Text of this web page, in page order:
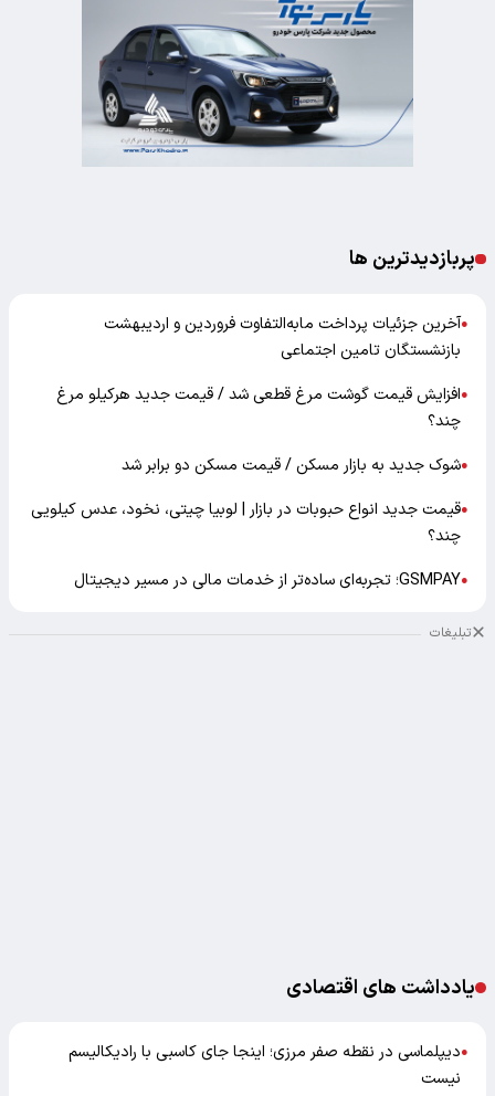
پربازدیدترین ها
●آخرین جزئیات پرداخت مابه‌التفاوت فروردین و اردیبهشت
بازنشستگان تامین اجتماعی
●افزایش قیمت گوشت مرغ قطعی شد / قیمت جدید هرکیلو مرغ
چند؟
●شوک جدید به بازار مسکن / قیمت مسکن دو برابر شد
●قیمت جدید انواع حبوبات در بازار | لوبیا چیتی، نخود، عدس کیلویی
چند؟
●GSMPAY؛ تجربه‌ای ساده‌تر از خدمات مالی در مسیر دیجیتال
تبلیغات
یادداشت های اقتصادی
●دیپلماسی در نقطه صفر مرزی؛ اینجا جای کاسبی با رادیکالیسم
نیست